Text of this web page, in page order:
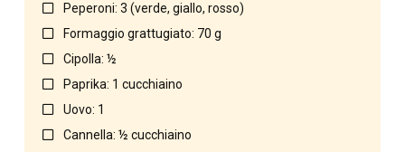
Peperoni: 3 (verde, giallo, rosso)
Formaggio grattugiato: 70 g
Cipolla: ½
Paprika: 1 cucchiaino
Uovo: 1
Cannella: ½ cucchiaino